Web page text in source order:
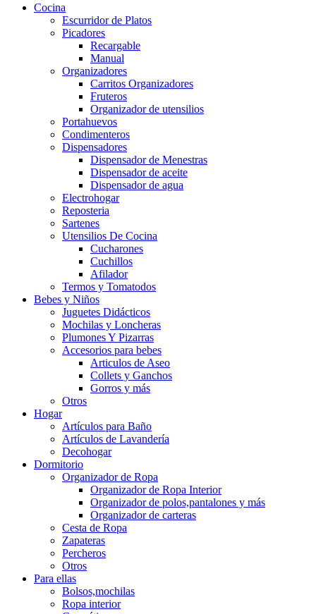
Cocina
Escurridor de Platos
Picadores
Recargable
Manual
Organizadores
Carritos Organizadores
Fruteros
Organizador de utensilios
Portahuevos
Condimenteros
Dispensadores
Dispensador de Menestras
Dispensador de aceite
Dispensador de agua
Electrohogar
Reposteria
Sartenes
Utensilios De Cocina
Cucharones
Cuchillos
Afilador
Termos y Tomatodos
Bebes y Niños
Juguetes Didácticos
Mochilas y Loncheras
Plumones Y Pizarras
Accesorios para bebes
Articulos de Aseo
Collets y Ganchos
Gorros y más
Otros
Hogar
Artículos para Baño
Artículos de Lavandería
Decohogar
Dormitorio
Organizador de Ropa
Organizador de Ropa Interior
Organizador de polos,pantalones y más
Organizador de carteras
Cesta de Ropa
Zapateras
Percheros
Otros
Para ellas
Bolsos,mochilas
Ropa interior